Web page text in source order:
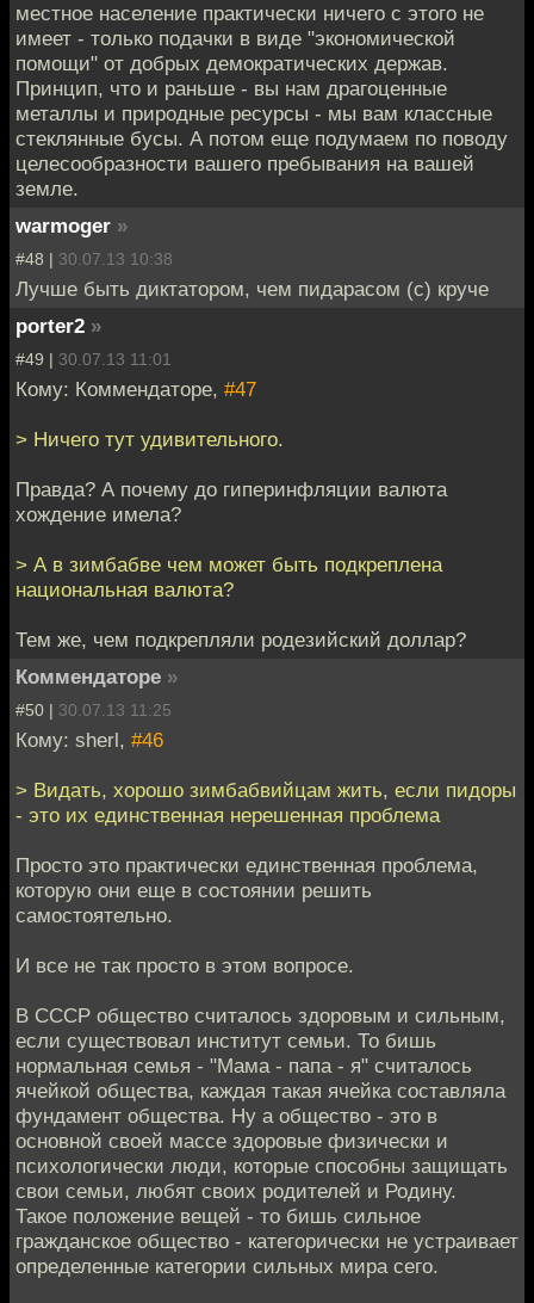
местное население практически ничего с этого не
имеет - только подачки в виде "экономической
помощи" от добрых демократических держав.
Принцип, что и раньше - вы нам драгоценные
металлы и природные ресурсы - мы вам классные
стеклянные бусы. А потом еще подумаем по поводу
целесообразности вашего пребывания на вашей
земле.
warmoger »
#48 | 30.07.13 10:38
Лучше быть диктатором, чем пидарасом (с) круче
porter2 »
#49 | 30.07.13 11:01
Кому: Коммендаторе, #47
> Ничего тут удивительного.
Правда? А почему до гиперинфляции валюта
хождение имела?
> А в зимбабве чем может быть подкреплена
национальная валюта?
Тем же, чем подкрепляли родезийский доллар?
Коммендаторе »
#50 | 30.07.13 11:25
Кому: sherl, #46
> Видать, хорошо зимбабвийцам жить, если пидоры
- это их единственная нерешенная проблема
Просто это практически единственная проблема,
которую они еще в состоянии решить
самостоятельно.
И все не так просто в этом вопросе.
В СССР общество считалось здоровым и сильным,
если существовал институт семьи. То бишь
нормальная семья - "Мама - папа - я" считалось
ячейкой общества, каждая такая ячейка составляла
фундамент общества. Ну а общество - это в
основной своей массе здоровые физически и
психологически люди, которые способны защищать
свои семьи, любят своих родителей и Родину.
Такое положение вещей - то бишь сильное
гражданское общество - категорически не устраивает
определенные категории сильных мира сего.